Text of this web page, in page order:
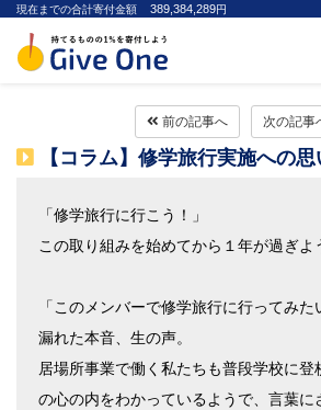
現在までの合計寄付金額 389,384,289円
前の記事へ 次の記事
【コラム】修学旅行実施への思
「修学旅行に行こう！」
この取り組みを始めてから１年が過ぎよ
「このメンバーで修学旅行に行ってみた
漏れた本音、生の声。
居場所事業で働く私たちも普段学校に登
の心の内をわかっているようで、言葉に